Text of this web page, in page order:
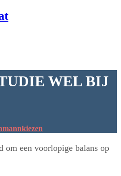
WEL BIJ
kiezen
een voorlopige balans op